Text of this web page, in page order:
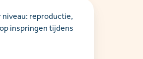
niveau: reproductie,
inspringen tijdens